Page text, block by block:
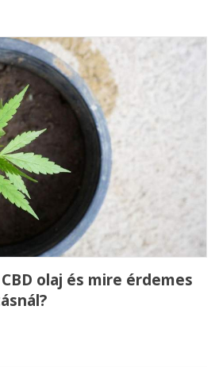
olaj és mire érdemes